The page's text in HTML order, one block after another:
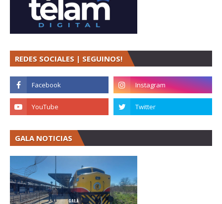
REDES SOCIALES | SEGUINOS!
GALA NOTICIAS